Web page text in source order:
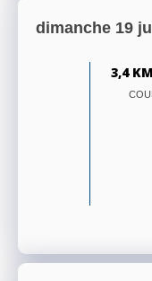
dimanche 19
3,4